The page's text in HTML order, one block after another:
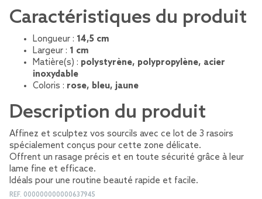
Caractéristiques du produit
Longueur : 14,5 cm
Largeur : 1 cm
Matière(s) : polystyrène, polypropylène, acier
inoxydable
Coloris : rose, bleu, jaune
Description du produit
Affinez et sculptez vos sourcils avec ce lot de 3 rasoirs
spécialement conçus pour cette zone délicate.
Offrent un rasage précis et en toute sécurité grâce à leur
lame fine et efficace.
Idéals pour une routine beauté rapide et facile.
REF. 000000000000637945